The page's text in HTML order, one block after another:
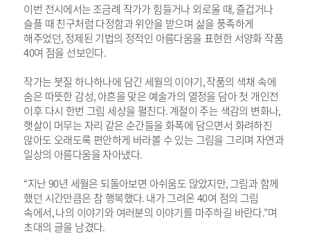
이번 전시에서는조금례 작가가 힘들거나 외로울 때,즐겁거나
슬플 때 친구처럼 다정함과 위안을 받으며 삶을 풍족하게
해주었던,정제된 기법의 정적인 아름다움을 표현한 서양화 작품
40여 점을 선보인다.
작가는 붓질 하나하나에 담긴 세월의 이야기,작품의 색채 속에
숨은 따뜻한 감성,아흔을 맞은 예술가의 열정을 담아 첫 개인전
이후 다시 한번 그림 세상을 펼친다.계절이 주는 색감의 변화나,
햇살이 머무는 자리 같은 순간들을 화폭에 담으면서 화려하진
않아도 오래도록 편안하게 바라볼 수 있는 그림을 그리며 자연과
일상의 아름다움을 자아냈다.
“지난90년 세월은 되돌아보면 아쉬움도 많았지만,그림과 함께
했던 시간만큼은 참 행복했다.내가 그려온40여 점의 그림
속에서,나의 이야기와 여러분의 이야기를 마주하길 바란다.”며
초대의 글을 남겼다.